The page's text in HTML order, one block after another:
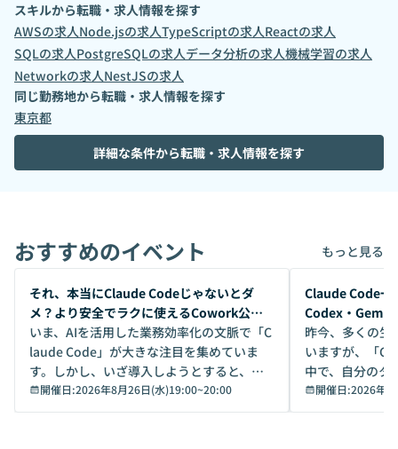
スキルから転職・求人情報を探す
AWSの求人Node.jsの求人TypeScriptの求人Reactの求人
SQLの求人PostgreSQLの求人データ分析の求人機械学習の求人
Networkの求人NestJSの求人
同じ勤務地から転職・求人情報を探す
東京都
詳細な条件から転職・求人情報を探す
おすすめのイベント もっと見る
開催前
それ、本当にClaude Codeじゃないとダ
メ？より安全でラクに使えるCowork公開
デモ
いま、AIを活用した業務効率化の文脈で「C
laude Code」が大きな注目を集めていま
す。しかし、いざ導入しようとすると、セ
キュリティ面の懸念や権限管理のハードル
から、気軽に使えないケースも多いのでは
開催日:2026年8月26日(水)19:00~20:00
開催前
Claude Code一
Codex・
昨今、多くの生
いますが、「
中で、自分のタ
いいのか」を自
か？ 「なんとなく誰かが良いと言っていた
開催日:2026年8